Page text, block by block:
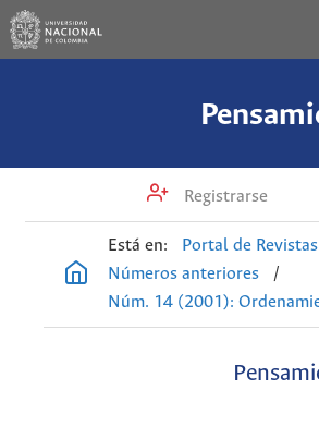
Registrarse
Está en: Portal de
Números anteriores
/
Núm. 14 (2001):